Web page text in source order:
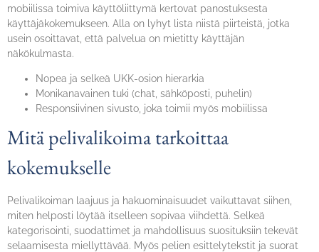
mobiilissa toimiva käyttöliittymä kertovat panostuksesta
käyttäjäkokemukseen. Alla on lyhyt lista niistä piirteistä, jotka
usein osoittavat, että palvelua on mietitty käyttäjän
näkökulmasta.
Nopea ja selkeä UKK-osion hierarkia
Monikanavainen tuki (chat, sähköposti, puhelin)
Responsiivinen sivusto, joka toimii myös mobiilissa
Mitä pelivalikoima tarkoittaa
kokemukselle
Pelivalikoiman laajuus ja hakuominaisuudet vaikuttavat siihen,
miten helposti löytää itselleen sopivaa viihdettä. Selkeä
kategorisointi, suodattimet ja mahdollisuus suosituksiin tekevät
selaamisesta miellyttävää. Myös pelien esittelytekstit ja suorat